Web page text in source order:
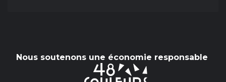
Nous soutenons une économie responsable